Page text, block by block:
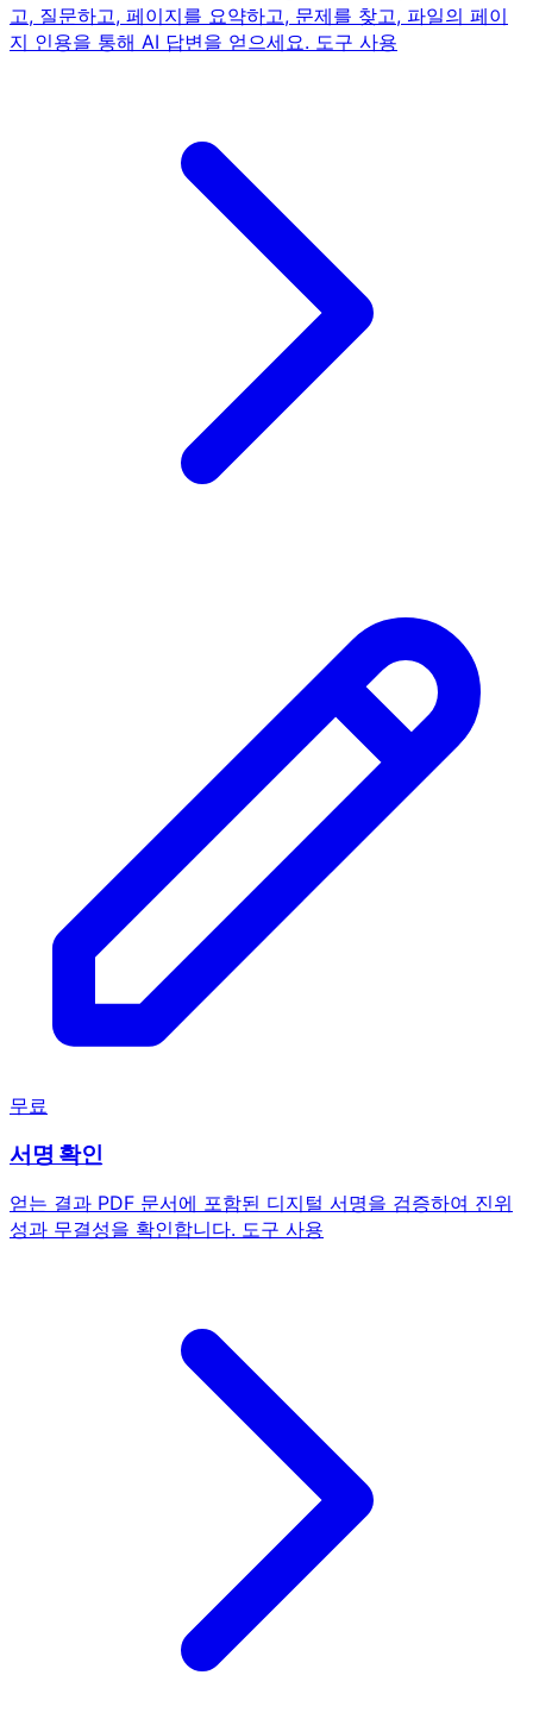
고, 질문하고, 페이지를 요약하고, 문제를 찾고, 파일의 페이
지 인용을 통해 AI 답변을 얻으세요. 도구 사용
무료
서명 확인
얻는 결과 PDF 문서에 포함된 디지털 서명을 검증하여 진위
성과 무결성을 확인합니다. 도구 사용